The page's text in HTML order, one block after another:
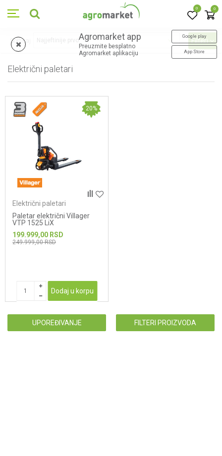
0 0
Agromarket app
Preuzmite besplatno
Agromarket aplikaciju
Google play
App Store
Električni paletari
Sortiraj Filteri
20%
Električni paletari
Paletar električni Villager
VTP 1525 LiX
199.999,00 RSD
249.999,00RSD
Dodaj u korpu
UPOREĐIVANJE FILTERI PROIZVODA